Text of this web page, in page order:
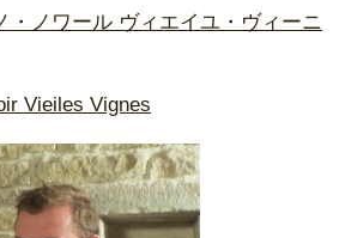
・ノワール ヴィエイユ・ヴィーニ
Vieiles Vignes